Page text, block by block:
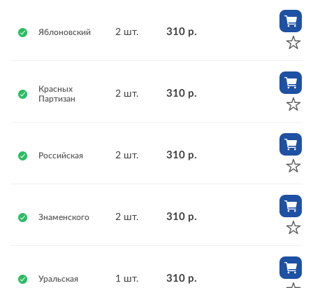
Яблоновский 2 шт. 310 р.
Красных
Партизан
2 шт. 310 р.
Российская 2 шт. 310 р.
Знаменского 2 шт. 310 р.
Уральская 1 шт. 310 р.